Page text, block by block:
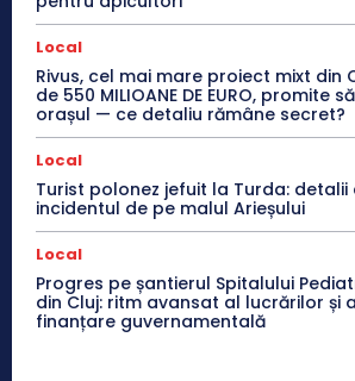
Local
Rivus, cel mai mare proiect mixt din
de 550 MILIOANE DE EURO, promite
orașul — ce detaliu rămâne secret?
Local
Turist polonez jefuit la Turda: detalii
incidentul de pe malul Arieșului
Local
Progres pe șantierul Spitalului
din Cluj: ritm avansat al lucrărilor și
finanțare guvernamentală